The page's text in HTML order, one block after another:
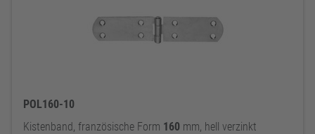
POL160-10
Kistenband, französische Form 160 mm, hell verzinkt